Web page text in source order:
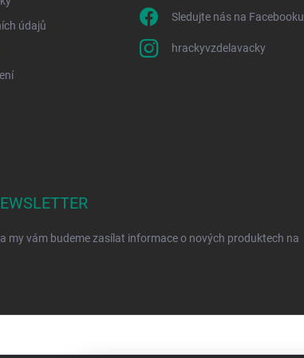
údajů
Sledujte nás na Facebooku
hrackyvzdelavacky
my vám budeme zasílat informace o nových produktech na